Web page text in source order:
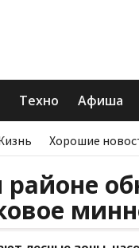
Техно Афиша
Хорошие